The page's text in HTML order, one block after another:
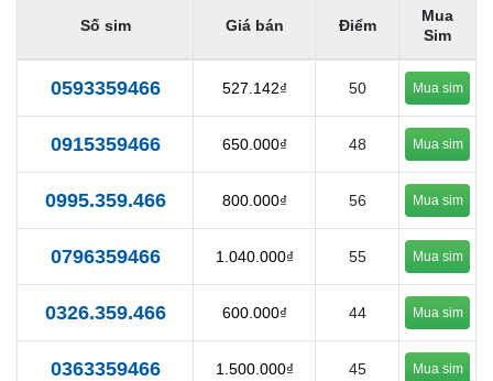
Số sim Giá bán Điểm
Mua
Sim
0593359466 527.142₫ 50 Mua sim
0915359466 650.000₫ 48 Mua sim
0995.359.466 800.000₫ 56 Mua sim
0796359466 1.040.000₫ 55 Mua sim
0326.359.466 600.000₫ 44 Mua sim
0363359466 1.500.000₫ 45 Mua sim